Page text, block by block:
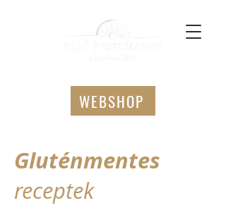
WEBSHOP
Gluténmentes
receptek